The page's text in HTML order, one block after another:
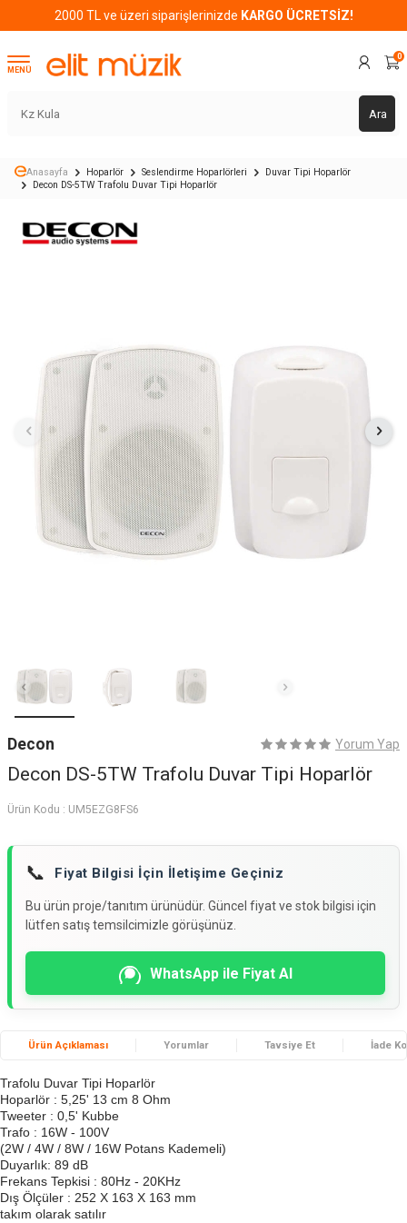
2000 TL ve üzeri siparişlerinizde KARGO ÜCRETSİZ!
MENÜ
Ara
0
Anasayfa Hoparlör Seslendirme Hoparlörleri
Duvar Tipi Hoparlör
Decon DS-5TW Trafolu Duvar Tipi Hoparlör
Decon Yorum Yap
Decon DS-5TW Trafolu Duvar Tipi Hoparlör
Ürün Kodu : UM5EZG8FS6
📞 Fiyat Bilgisi İçin İletişime Geçiniz
Bu ürün proje/tanıtım ürünüdür. Güncel fiyat ve stok bilgisi için
lütfen satış temsilcimizle görüşünüz.
WhatsApp ile Fiyat Al
Ürün Açıklaması Yorumlar Tavsiye Et İade
Trafolu Duvar Tipi Hoparlör
Hoparlör : 5,25' 13 cm 8 Ohm
Tweeter : 0,5' Kubbe
Trafo : 16W - 100V
(2W / 4W / 8W / 16W Potans Kademeli)
Duyarlık: 89 dB
Frekans Tepkisi : 80Hz - 20KHz
Dış Ölçüler : 252 X 163 X 163 mm
takım olarak satılır